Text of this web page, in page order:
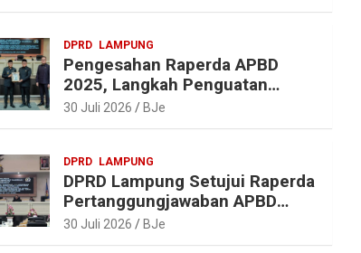
t
DPRD LAMPUNG
Pengesahan Raperda APBD
2025, Langkah Penguatan
Akuntabilitas dan
Pembangunan Lampung
30 Juli 2026 BJe
DPRD LAMPUNG
DPRD Lampung Setujui Raperda
Pertanggungjawaban APBD
2025, Beri Sejumlah
Rekomendasi Perbaikan
30 Juli 2026 BJe